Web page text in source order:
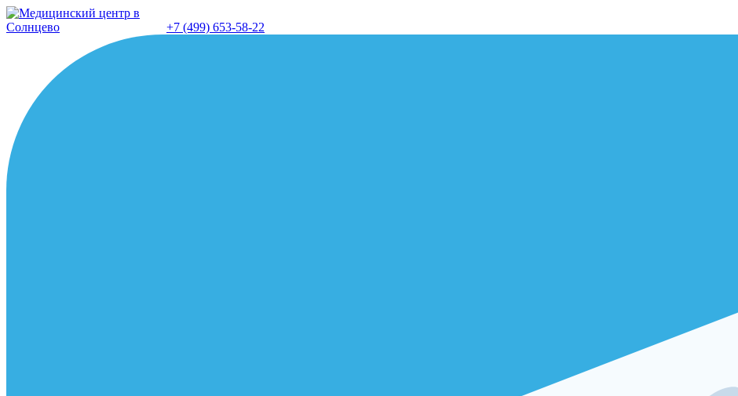
Перейти
к
+7 (499) 653-58-22